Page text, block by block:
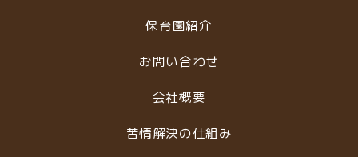
保育園紹介
お問い合わせ
会社概要
苦情解決の仕組み